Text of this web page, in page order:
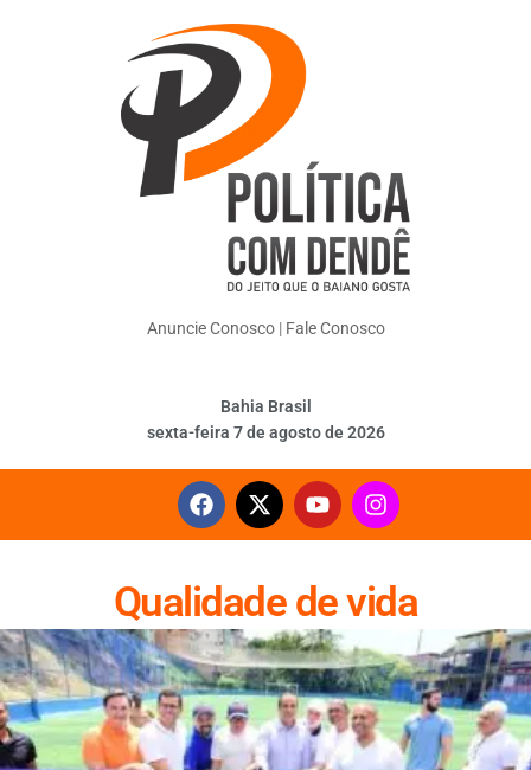
Anuncie Conosco| Fale Conosco
Bahia Brasil
sexta-feira 7 de agosto de 2026
Qualidade de vida